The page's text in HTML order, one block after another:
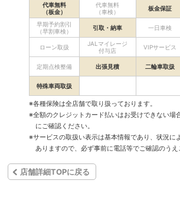
代車無料
（板金）
代車無料
（車検）
板金保証
早期予約割引
（早割車検）
引取・納車 一日車検
ローン取扱
JALマイレージ
付与店
VIPサービス
定期点検整備 出張見積 二輪車取扱
特殊車両取扱
※各種保険は全店舗で取り扱っております。
※全額のクレジットカード払いはお受けできない場
にご確認ください。
※サービスの取扱い表示は基本情報であり、状況に
ありますので、必ず事前に電話等でご確認のうえ
店舗詳細TOPに戻る